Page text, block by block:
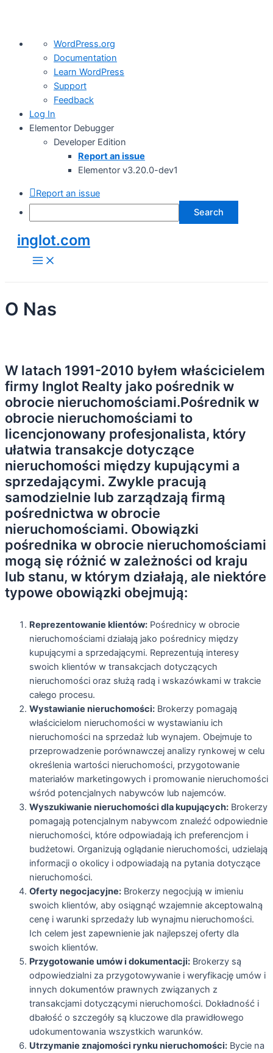
About
WordPress
WordPress.org
Documentation
Learn WordPress
Support
Feedback
Log In
Elementor Debugger
Developer Edition
Report an issue
Elementor v3.20.0-dev1
Report an issue
Search
Skip
content
inglot.com
Main
Menu
O Nas
W latach 1991-2010 byłem właścicielem
firmy Inglot Realty jako pośrednik w
obrocie nieruchomościami.Pośrednik w
obrocie nieruchomościami to
licencjonowany profesjonalista, który
ułatwia transakcje dotyczące
nieruchomości między kupującymi a
sprzedającymi. Zwykle pracują
samodzielnie lub zarządzają firmą
pośrednictwa w obrocie
nieruchomościami. Obowiązki
pośrednika w obrocie nieruchomościami
mogą się różnić w zależności od kraju
lub stanu, w którym działają, ale niektóre
typowe obowiązki obejmują:
Reprezentowanie klientów: Pośrednicy w obrocie
nieruchomościami działają jako pośrednicy między
kupującymi a sprzedającymi. Reprezentują interesy
swoich klientów w transakcjach dotyczących
nieruchomości oraz służą radą i wskazówkami w trakcie
całego procesu.
Wystawianie nieruchomości: Brokerzy pomagają
właścicielom nieruchomości w wystawianiu ich
nieruchomości na sprzedaż lub wynajem. Obejmuje to
przeprowadzenie porównawczej analizy rynkowej w celu
określenia wartości nieruchomości, przygotowanie
materiałów marketingowych i promowanie nieruchomości
wśród potencjalnych nabywców lub najemców.
Wyszukiwanie nieruchomości dla kupujących: Brokerzy
pomagają potencjalnym nabywcom znaleźć odpowiednie
nieruchomości, które odpowiadają ich preferencjom i
budżetowi. Organizują oglądanie nieruchomości, udzielają
informacji o okolicy i odpowiadają na pytania dotyczące
nieruchomości.
Oferty negocjacyjne: Brokerzy negocjują w imieniu
swoich klientów, aby osiągnąć wzajemnie akceptowalną
cenę i warunki sprzedaży lub wynajmu nieruchomości.
Ich celem jest zapewnienie jak najlepszej oferty dla
swoich klientów.
Przygotowanie umów i dokumentacji: Brokerzy są
odpowiedzialni za przygotowywanie i weryfikację umów i
innych dokumentów prawnych związanych z
transakcjami dotyczącymi nieruchomości. Dokładność i
dbałość o szczegóły są kluczowe dla prawidłowego
udokumentowania wszystkich warunków.
Utrzymanie znajomości rynku nieruchomości: Bycie na